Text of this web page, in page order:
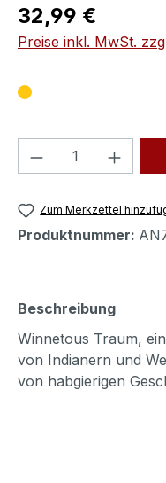
Regulärer Preis:
32,99 €
Preise inkl. MwSt.
Produkt
Zum Merkzettel
Produktnummer:
Beschreibung
Winnetous Traum,
von Indianern und
von habgierigen